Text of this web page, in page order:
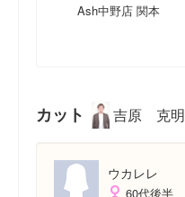
Ash中野店 関本
カット 吉原 克明
ウカレレ
60代後半